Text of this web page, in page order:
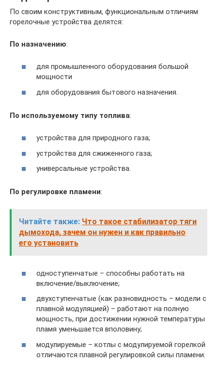
По своим конструктивным, функциональным отличиям
горелочные устройства делятся:
По назначению:
для промышленного оборудования большой
мощности
для оборудования бытового назначения.
По используемому типу топлива:
устройства для природного газа;
устройства для сжиженного газа;
универсальные устройства.
По регулировке пламени:
Читайте также: Что такое стабилизатор тяги
дымохода, зачем он нужен и как правильно
его установить
одноступенчатые – способны работать на
включение/выключение;
двухступенчатые (как разновидность – модели с
плавной модуляцией) – работают на полную
мощность, при достижении нужной температуры
пламя уменьшается вполовину;
модулируемые – котлы с модулируемой горелкой
отличаются плавной регулировкой силы пламени.